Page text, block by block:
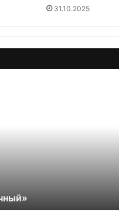
31.10.2025
с грибами и яйцами